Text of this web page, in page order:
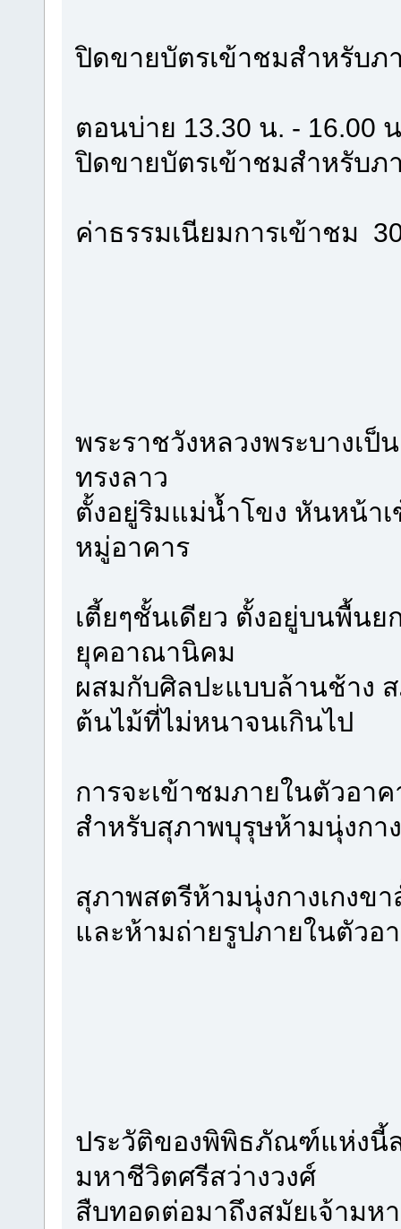
ปิดขายบัตรเข้าชมสำหรับภ
ตอนบ่าย 13.30 น. - 16.00
ปิดขายบัตรเข้าชมสำหรับภ
ค่าธรรมเนียมการเข้าชม
พระราชวังหลวงพระบางเ
ทรงลาว
ตั้งอยู่ริมแม่น้ำโขง หันหน้า
หมู่อาคาร
เตี้ยๆชั้นเดียว ตั้งอยู่บนพื้น
ยุคอาณานิคม
ผสมกับศิลปะแบบล้านช้าง
ต้นไม้ที่ไม่หนาจนเกินไป
การจะเข้าชมภายในตัวอา
สำหรับสุภาพบุรุษห้ามนุ่งกา
สุภาพสตรีห้ามนุ่งกางเกงข
และห้ามถ่ายรูปภายในตัวอ
ประวัติของพิพิธภัณฑ์แห่งนี้
มหาชีวิตศรีสว่างวงศ์
สืบทอดต่อมาถึงสมัยเจ้ามห